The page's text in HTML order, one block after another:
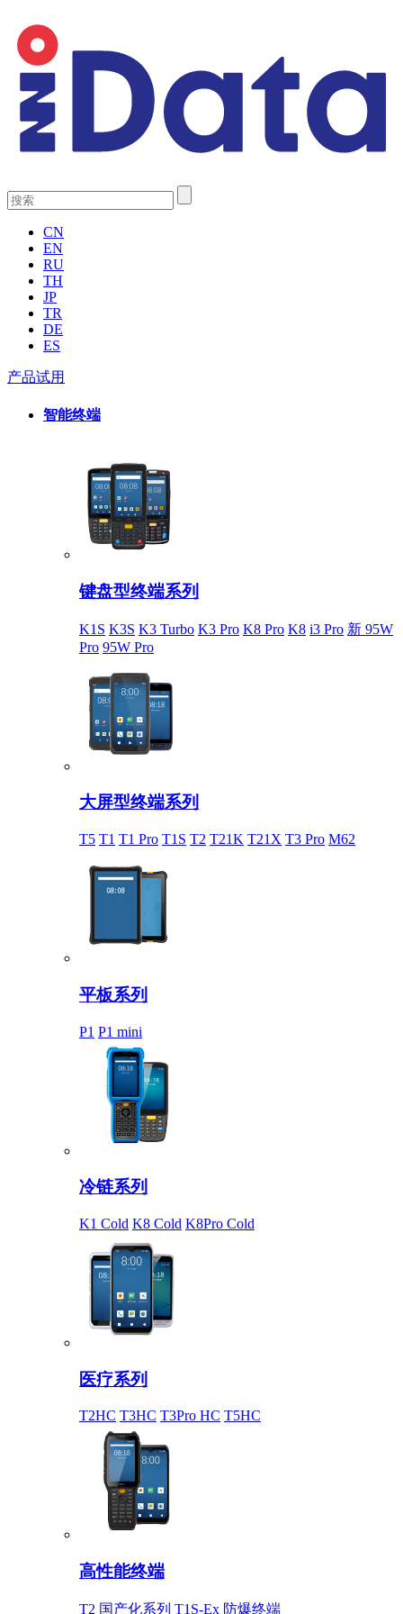
CN
EN
RU
TH
JP
TR
DE
ES
产品试用
智能终端
键盘型终端系列
K1S K3S K3 Turbo K3 Pro K8 Pro K8 i3 Pro 新 95W
Pro 95W Pro
大屏型终端系列
T5 T1 T1 Pro T1S T2 T21K T21X T3 Pro M62
平板系列
P1 P1 mini
冷链系列
K1 Cold K8 Cold K8Pro Cold
医疗系列
T2HC T3HC T3Pro HC T5HC
高性能终端
T2 国产化系列 T1S-Ex 防爆终端